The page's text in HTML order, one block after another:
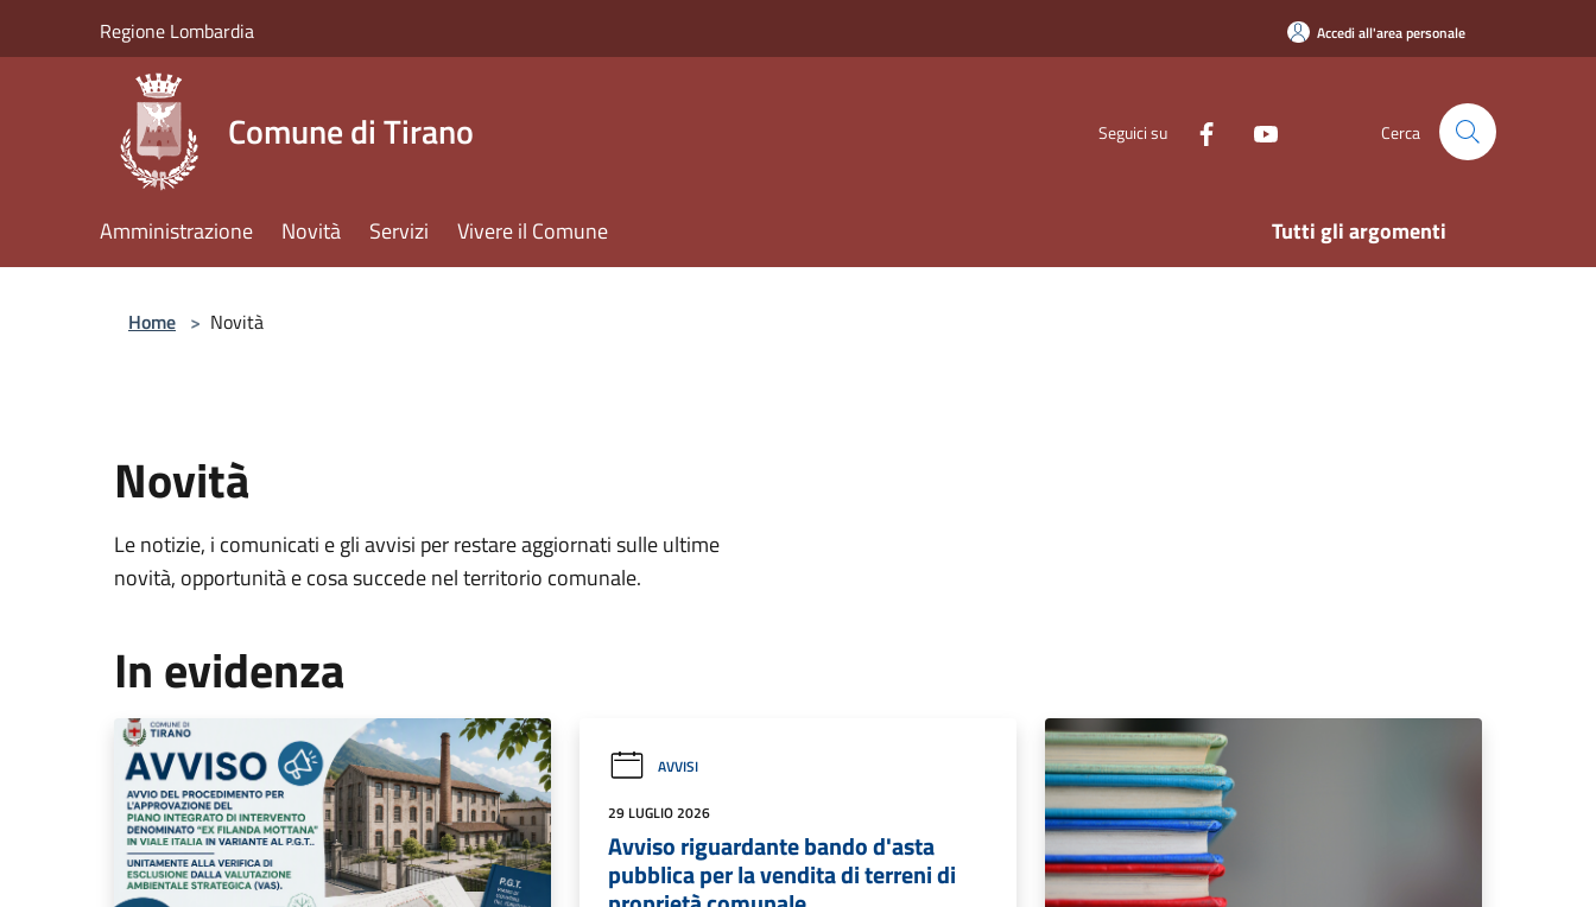
Regione Lombardia Accedi all'area personale
Comune di Tirano Seguici su Cerca
Amministrazione Novità Servizi Vivere il Comune Tutti gli argomenti
Home > Novità
Novità
Le notizie, i comunicati e gli avvisi per restare aggiornati sulle ultime
novità, opportunità e cosa succede nel territorio comunale.
In evidenza
AVVISI
29 LUGLIO 2026
Avviso riguardante bando d'asta
pubblica per la vendita di terreni di